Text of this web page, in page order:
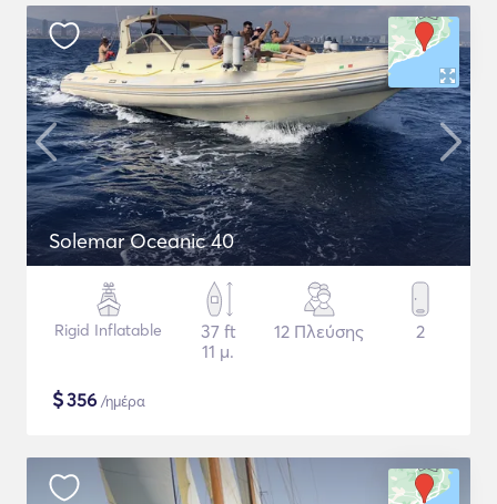
Solemar Oceanic 40
Rigid Inflatable
37 ft
11 μ.
12 Πλεύσης 2
$356 /ημέρα